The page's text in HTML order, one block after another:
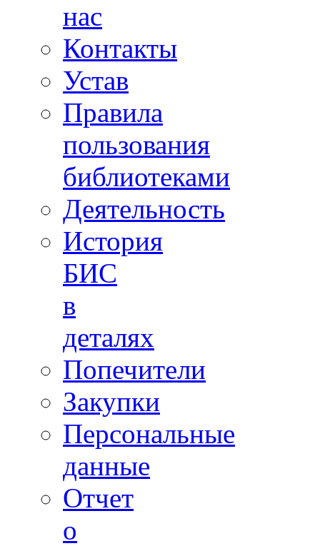
нас
Контакты
Устав
Правила
пользования
библиотеками
Деятельность
История
БИС
в
деталях
Попечители
Закупки
Персональные
данные
Отчет
о